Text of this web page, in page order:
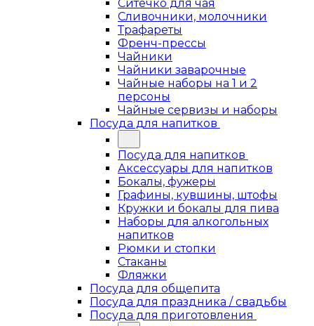
Ситечко для чая
Сливочники, молочники
Трафареты
Френч-прессы
Чайники
Чайники заварочные
Чайные наборы на 1 и 2
персоны
Чайные сервизы и наборы
Посуда для напитков
Посуда для напитков
Аксессуары для напитков
Бокалы, фужеры
Графины, кувшины, штофы
Кружки и бокалы для пива
Наборы для алкогольных
напитков
Рюмки и стопки
Стаканы
Фляжки
Посуда для общепита
Посуда для праздника / свадьбы
Посуда для приготовления